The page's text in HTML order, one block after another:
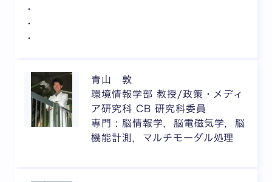
・
・
・
青山 敦
環境情報学部 教授/政策・メディ
ア研究科 CB 研究科委員
専門 : 脳情報学，脳電磁気学，脳
機能計測，マルチモーダル処理